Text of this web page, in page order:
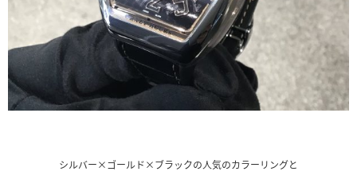
シルバー×ゴールド×ブラックの人気のカラーリングと